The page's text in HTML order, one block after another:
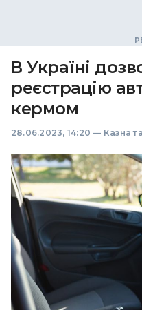
В Україні
реєстрацію
кермом
28.06.2023, 14:20 — Казна